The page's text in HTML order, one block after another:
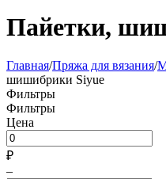
Пайетки,
Главная/Пряжа для вязания/
шишибрики Siyue
Фильтры
Фильтры
Цена
₽
–